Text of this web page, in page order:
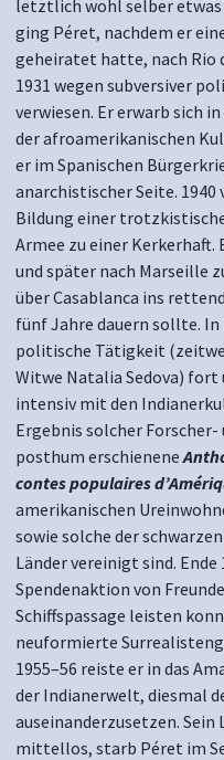
letztlich wohl selber
ging Péret, nachdem er
geheiratet hatte, nach Rio
1931 wegen subversiver
verwiesen. Er erwarb sich
der afroamerikanischen
er im Spanischen
anarchistischer Seite.
Bildung einer
Armee zu einer Kerkerhaft.
und später nach Marseille
über Casablanca ins
fünf Jahre dauern sollte.
politische Tätigkeit
Witwe Natalia Sedova) fort
intensiv mit den
Ergebnis solcher
posthum erschienene
contes populaires
amerikanischen
sowie solche der
Länder vereinigt sind.
Spendenaktion von
Schiffspassage leisten
neuformierte
1955–56 reiste er in das
der Indianerwelt, diesmal
auseinanderzusetzen.
mittellos, starb Péret im